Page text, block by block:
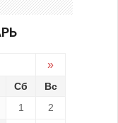
»
Сб
Вс
1
2